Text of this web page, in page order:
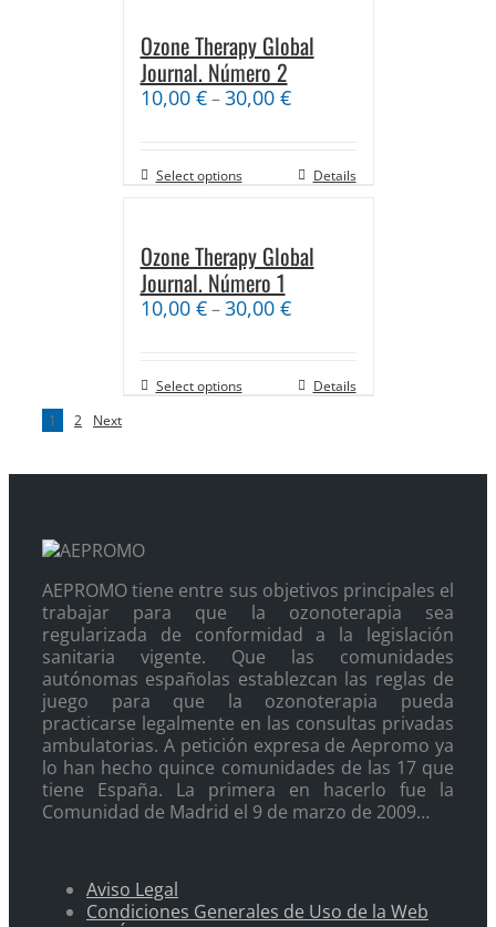
Ozone Therapy Global
Journal. Número 2
10,00 €–30,00 €
Select options Details
Ozone Therapy Global
Journal. Número 1
10,00 €–30,00 €
Select options
Details
1
2 Next
AEPROMO tiene entre sus objetivos principales el
trabajar para que la ozonoterapia sea
regularizada de conformidad a la legislación
sanitaria vigente. Que las comunidades
autónomas españolas establezcan las reglas de
juego para que la ozonoterapia pueda
practicarse legalmente en las consultas privadas
ambulatorias. A petición expresa de Aepromo ya
lo han hecho quince comunidades de las 17 que
tiene España. La primera en hacerlo fue la
Comunidad de Madrid el 9 de marzo de 2009…
Aviso Legal
Condiciones Generales de Uso de la Web